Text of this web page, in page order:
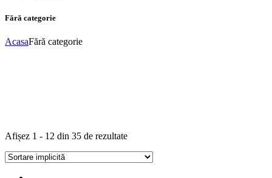
Fără categorie
AcasaFără categorie
Afișez 1 - 12 din 35 de rezultate